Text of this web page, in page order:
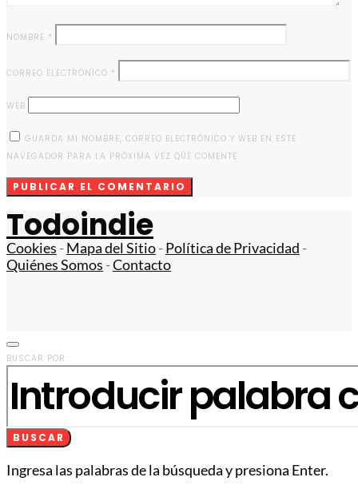
NOMBRE *
CORREO ELECTRÓNICO *
WEB
GUARDA MI NOMBRE, CORREO ELECTRÓNICO Y WEB EN ESTE
NAVEGADOR PARA LA PRÓXIMA VEZ QUE COMENTE.
Todoindie
Cookies -Mapa del Sitio-Política de Privacidad -
Quiénes Somos -Contacto
BUSCAR POR:
BUSCAR
Ingresa las palabras de la búsqueda y presiona Enter.